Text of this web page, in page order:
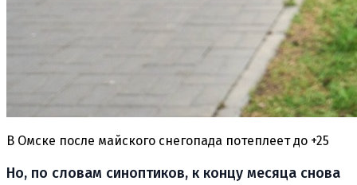
В Омске после майского снегопада потеплеет до +25
Но, по словам синоптиков, к концу месяца снова